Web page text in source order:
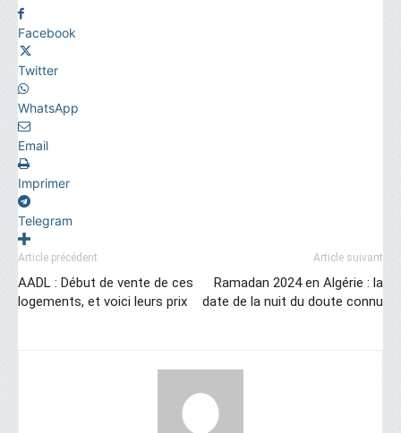
Facebook
Twitter
WhatsApp
Email
Imprimer
Telegram
Article précédent
AADL : Début de vente de ces
logements, et voici leurs prix
Article suivant
Ramadan 2024 en Algérie : la
date de la nuit du doute connu